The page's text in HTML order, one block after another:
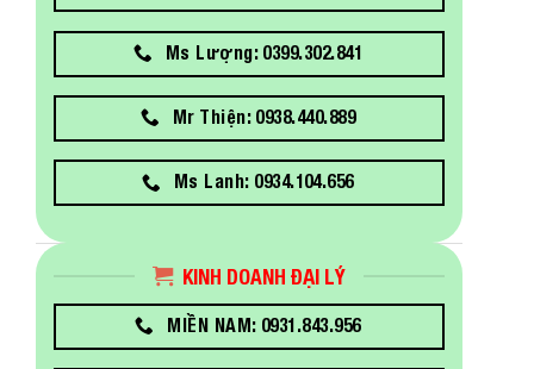
Ms Lượng: 0399.302.841
Mr Thiện: 0938.440.889
Ms Lanh: 0934.104.656
KINH DOANH ĐẠI LÝ
MIỀN NAM: 0931.843.956